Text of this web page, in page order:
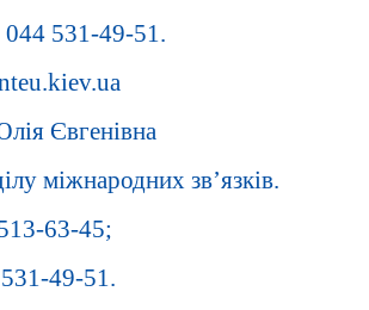
531-49-51.
Євгенівна
міжнародних зв’язків.
63-45;
49-51.